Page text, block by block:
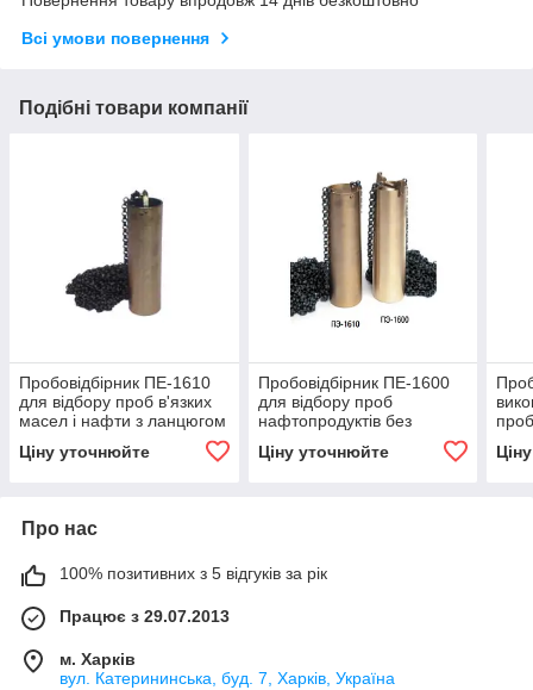
Всі умови повернення
Подібні товари компанії
Пробовідбірник ПЕ-1610
для відбору проб в'язких
масел і нафти з ланцюгом
Ціну уточнюйте
Пробовідбірник ПЕ-1600
для відбору проб
нафтопродуктів без
Ціну уточнюйте
Про нас
100% позитивних з 5 відгуків за рік
Працює з 29.07.2013
м. Харків
вул. Катерининська, буд. 7, Харків, Україна